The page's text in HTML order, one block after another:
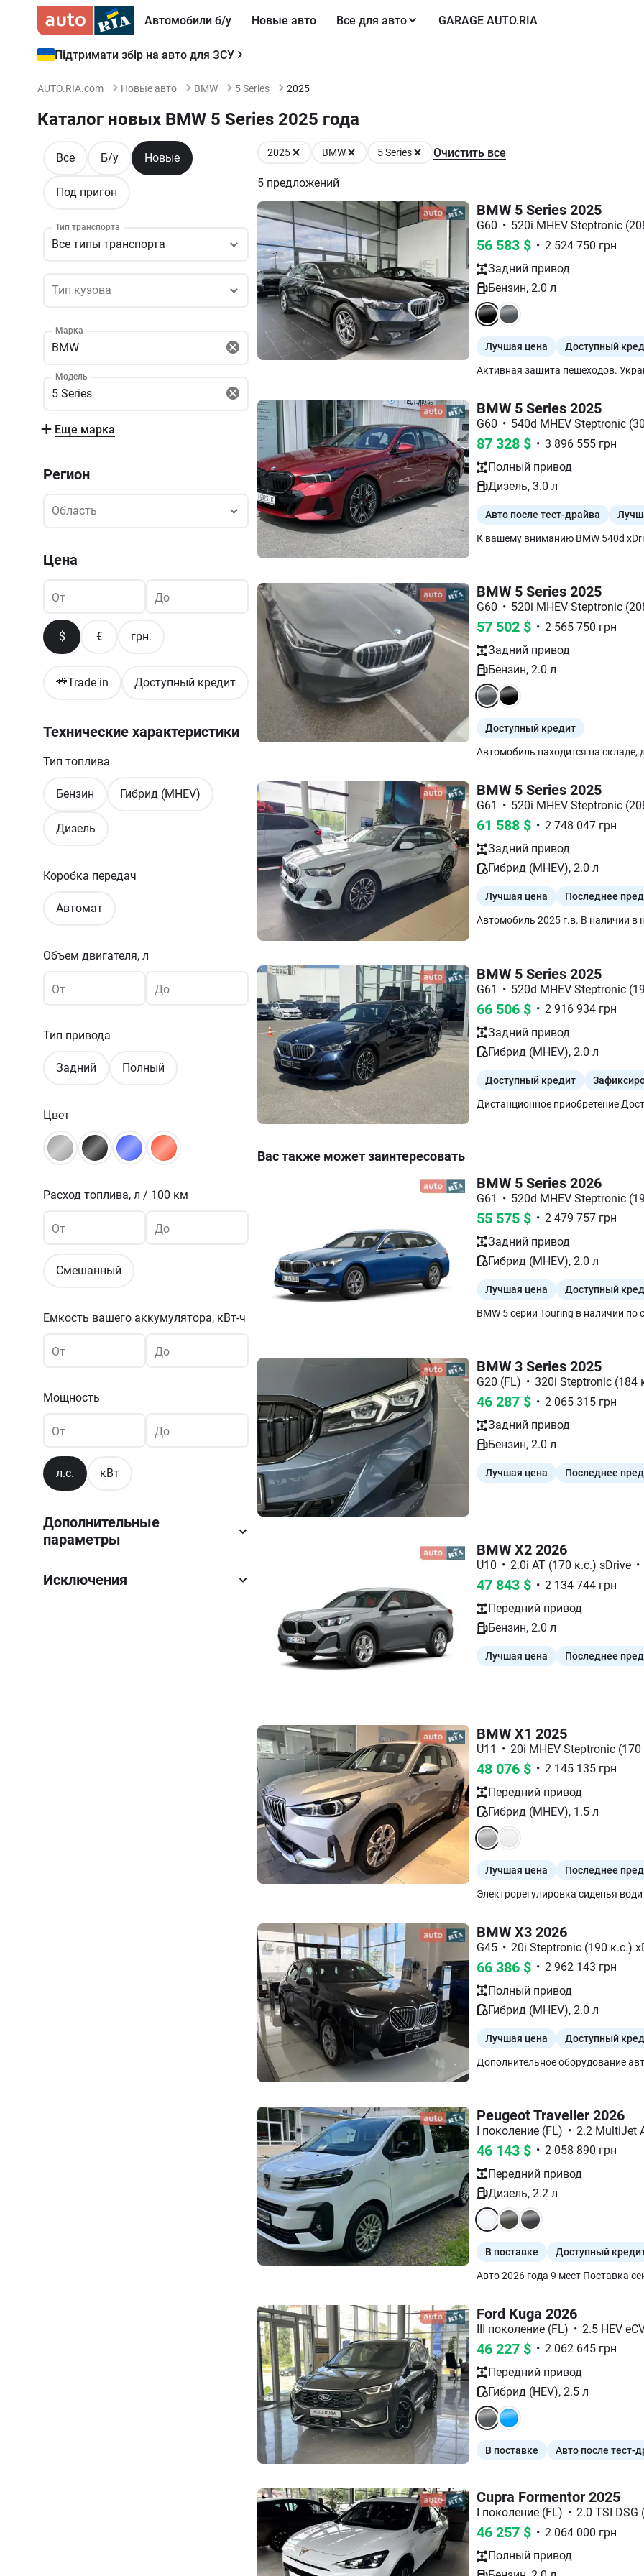
Автомобили б/у Новые авто Все для авто GARAGE AUTO.RIA
Підтримати збір на авто для ЗСУ
AUTO.RIA.com Новые авто BMW 5 Series 2025
Каталог новых BMW 5 Series 2025 года
Все Б/у Новые
Под пригон
Тип транспорта
Все типы транспорта
Тип кузова
Тип кузова
Марка
BMW
Модель
5 Series
Еще марка
Регион
Область
Область
Цена
От До
$ € грн.
🚗Trade in Доступный кредит
Технические характеристики
Тип топлива
Бензин Гибрид (MHEV)
Дизель
Коробка передач
Автомат
Объем двигателя, л
От До
Тип привода
Задний Полный
Цвет
Расход топлива, л / 100 км
От До
Смешанный
Емкость вашего аккумулятора, кВт-ч
От До
Мощность
От До
л.с. кВт
Дополнительные
параметры
Исключения
2025 BMW 5 Series Очистить все
5 предложений
BMW 5 Series 2025
G60 • 520i MHEV Steptronic
56 583 $ • 2 524 750 грн
Задний привод
Бензин, 2.0 л
Лучшая цена Доступный
BMW 5 Series 2025
G60 • 540d MHEV Steptronic
87 328 $ • 3 896 555 грн
Полный привод
Дизель, 3.0 л
Авто после тест-драйва
BMW 5 Series 2025
G60 • 520i MHEV Steptronic
57 502 $ • 2 565 750 грн
Задний привод
Бензин, 2.0 л
Доступный кредит
BMW 5 Series 2025
G61 • 520i MHEV Steptronic
61 588 $ • 2 748 047 грн
Задний привод
Гибрид (MHEV), 2.0 л
Лучшая цена Последнее
BMW 5 Series 2025
G61 • 520d MHEV Steptronic
66 506 $ • 2 916 934 грн
Задний привод
Гибрид (MHEV), 2.0 л
Доступный кредит
Вас также может заинтересовать
BMW 5 Series 2026
G61 • 520d MHEV Steptronic
55 575 $ • 2 479 757 грн
Задний привод
Гибрид (MHEV), 2.0 л
Лучшая цена Доступный
BMW 3 Series 2025
G20 (FL) • 320i Steptronic (184
46 287 $ • 2 065 315 грн
Задний привод
Бензин, 2.0 л
Лучшая цена Последнее
BMW X2 2026
U10 • 2.0i AT (170 к.с.) sDrive •
47 843 $ • 2 134 744 грн
Передний привод
Бензин, 2.0 л
Лучшая цена Последнее
BMW X1 2025
U11 • 20i MHEV Steptronic (170
48 076 $ • 2 145 135 грн
Передний привод
Гибрид (MHEV), 1.5 л
Лучшая цена Последнее
BMW X3 2026
G45 • 20i Steptronic (190 к.с.)
66 386 $ • 2 962 143 грн
Полный привод
Гибрид (MHEV), 2.0 л
Лучшая цена Доступный
Peugeot Traveller 2026
I поколение (FL) • 2.2 MultiJet
46 143 $ • 2 058 890 грн
Передний привод
Дизель, 2.2 л
В поставке Доступный
Авто 2026 года 9 мест Поставка
Ford Kuga 2026
III поколение (FL) • 2.5 HEV
46 227 $ • 2 062 645 грн
Передний привод
Гибрид (HEV), 2.5 л
В поставке Авто после тест-
Cupra Formentor 2025
I поколение (FL) • 2.0 TSI DSG
46 257 $ • 2 064 000 грн
Полный привод